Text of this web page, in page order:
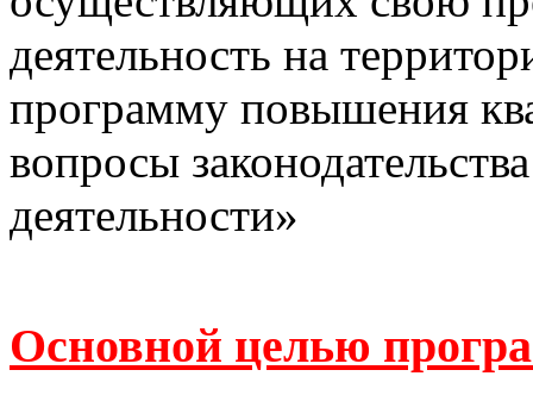
деятельность на
программу повышения
вопросы
деятельности»
Основной целью